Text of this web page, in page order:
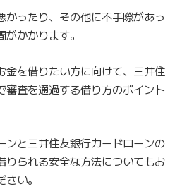
かったり、その他に不手際があっ
かかります。
金を借りたい方に向けて、三井住
審査を通過する借り方のポイント
ンと三井住友銀行カードローンの
りられる安全な方法についてもお
い。